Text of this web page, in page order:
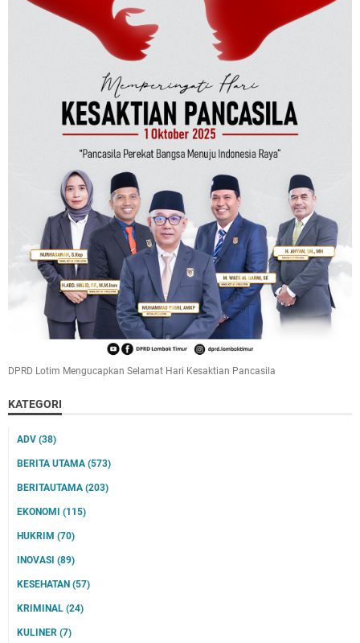
DPRD Lotim Mengucapkan Selamat Hari Kesaktian Pancasila
KATEGORI
ADV (38)
BERITA UTAMA (573)
BERITAUTAMA (203)
EKONOMI (115)
HUKRIM (70)
INOVASI (89)
KESEHATAN (57)
KRIMINAL (24)
KULINER (7)